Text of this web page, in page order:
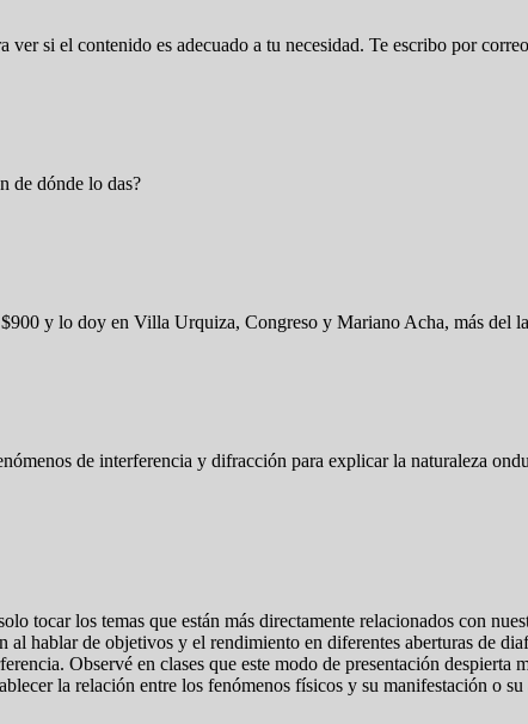
si el contenido es adecuado a tu necesidad. Te escribo por
de dónde lo das?
y lo doy en Villa Urquiza, Congreso y Mariano Acha, más del
de interferencia y difracción para explicar la naturaleza
tocar los temas que están más directamente relacionados con
hablar de objetivos y el rendimiento en diferentes aberturas de
Observé en clases que este modo de presentación despierta
la relación entre los fenómenos físicos y su manifestación o